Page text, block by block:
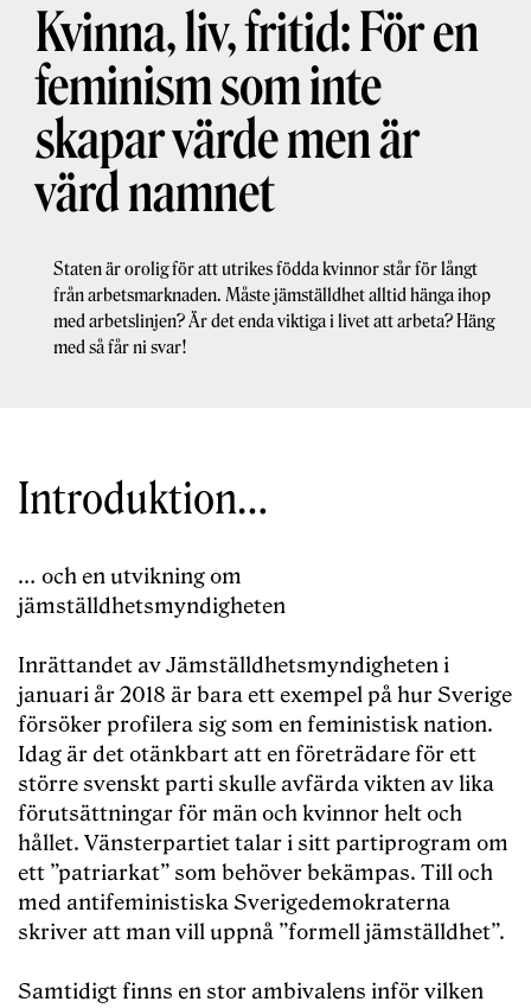
Kvinna, liv, fritid: För en
feminism som inte
skapar värde men är
värd namnet
Staten är orolig för att utrikes födda kvinnor står för långt
från arbetsmarknaden. Måste jämställdhet alltid hänga ihop
med arbetslinjen? Är det enda viktiga i livet att arbeta? Häng
med så får ni svar!
Introduktion…
… och en utvikning om
jämställdhetsmyndigheten
Inrättandet av Jämställdhetsmyndigheten i
januari år 2018 är bara ett exempel på hur Sverige
försöker profilera sig som en feministisk nation.
Idag är det otänkbart att en företrädare för ett
större svenskt parti skulle avfärda vikten av lika
förutsättningar för män och kvinnor helt och
hållet. Vänsterpartiet talar i sitt partiprogram om
ett ”patriarkat” som behöver bekämpas. Till och
med antifeministiska Sverigedemokraterna
skriver att man vill uppnå ”formell jämställdhet”.
Samtidigt finns en stor ambivalens inför vilken